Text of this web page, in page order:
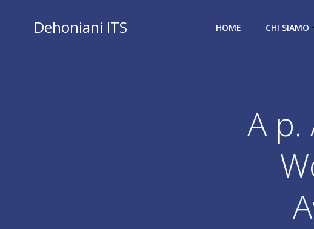
contenutoDehoniani ITS HOME CHI SIAMO
A